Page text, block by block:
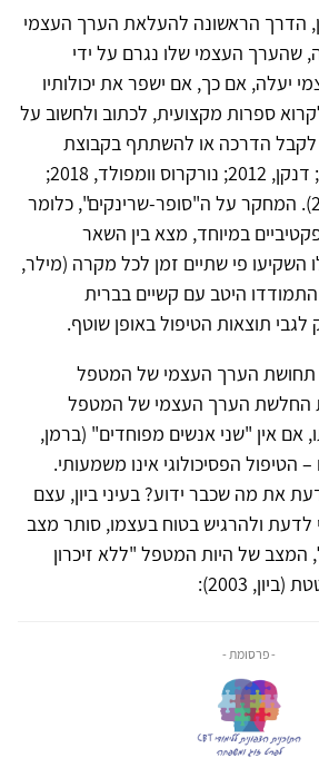
הדרך הראשונה להעלאת הערך העצמי
שהערך העצמי שלו נגרם על ידי
יעלה, אם כך, אם ישפר את יכולותיו
ספרות מקצועית, לכתוב ולחשוב על
הדרכה או להשתתף בקבוצת
עמיתים (ויניקוט, 1949; דנקן, 2012; נורקרוס וומפולד, 2018;
נורקרוס ולמברט, 2018). המחקר על ה"סופר-שרינקים", כלומר
במיוחד, מצא בין השאר
השקיעו פי שתיים זמן לכל מקרה (מילר,
התמודדו היטב עם קשיים בברית
לגבי תוצאות הטיפול באופן שוטף.
תחושת הערך העצמי של המטפל
החלשת הערך העצמי של המטפל
אם אין "שני אנשים מפוחדים" (ברמן,
– הטיפול הפסיכולוגי אינו משמעותי.
את מה שכבר ידוע? בעיני ביון, עצם
לדעת ולהרגיש בטוח בעצמו, סותר מצב
המצב של היות המטפל "ללא זיכרון
2003):
- פרסומת -